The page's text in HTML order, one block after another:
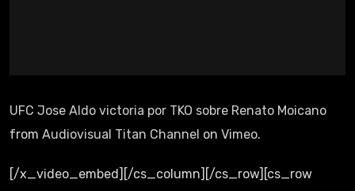
UFC Jose Aldo victoria por TKO sobre Renato Moicano
from Audiovisual Titan Channel on Vimeo.
[/x_video_embed][/cs_column][/cs_row][cs_row